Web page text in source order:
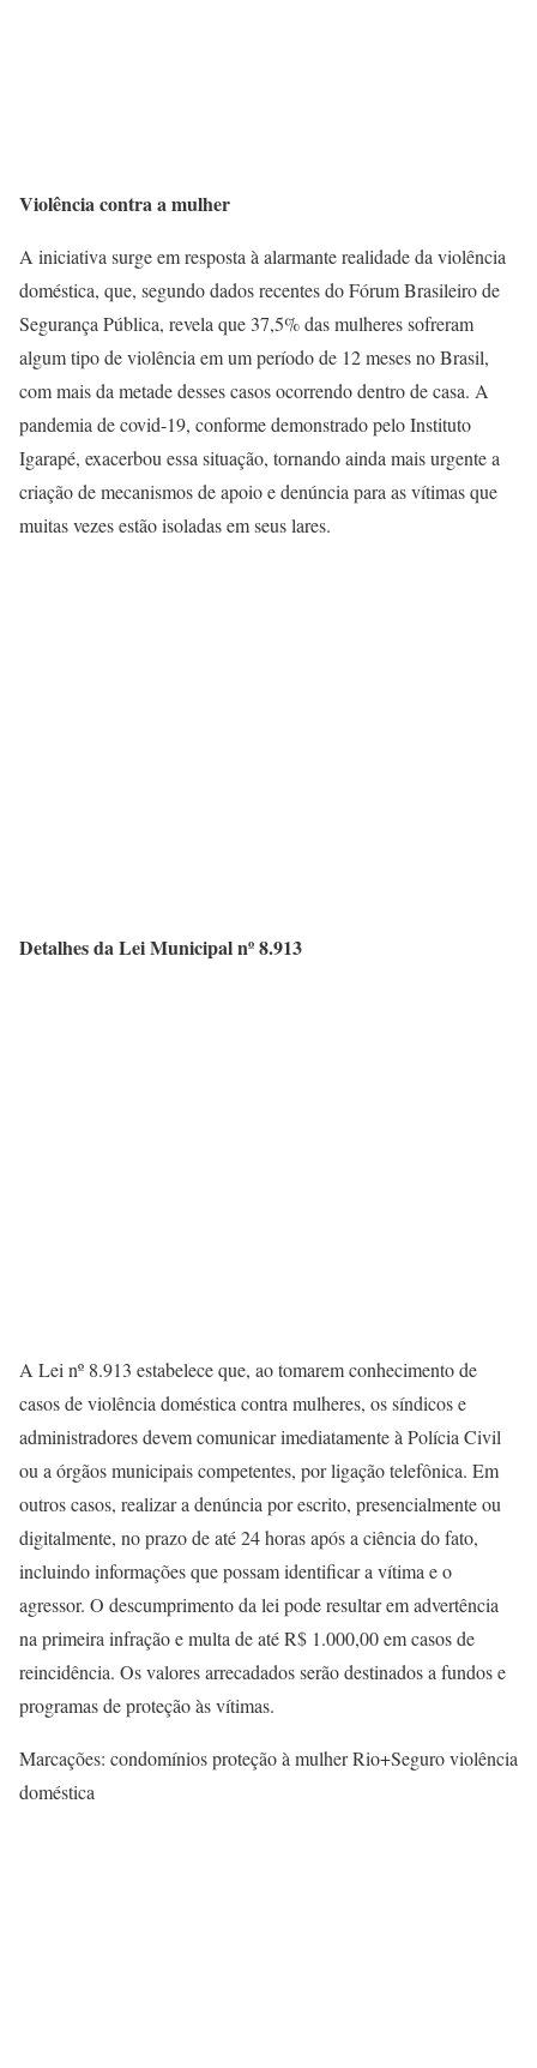
Violência contra a mulher
A iniciativa surge em resposta à alarmante realidade da violência
doméstica, que, segundo dados recentes do Fórum Brasileiro de
Segurança Pública, revela que 37,5% das mulheres sofreram
algum tipo de violência em um período de 12 meses no Brasil,
com mais da metade desses casos ocorrendo dentro de casa. A
pandemia de covid-19, conforme demonstrado pelo Instituto
Igarapé, exacerbou essa situação, tornando ainda mais urgente a
criação de mecanismos de apoio e denúncia para as vítimas que
muitas vezes estão isoladas em seus lares.
Detalhes da Lei Municipal nº 8.913
A Lei nº 8.913 estabelece que, ao tomarem conhecimento de
casos de violência doméstica contra mulheres, os síndicos e
administradores devem comunicar imediatamente à Polícia Civil
ou a órgãos municipais competentes, por ligação telefônica. Em
outros casos, realizar a denúncia por escrito, presencialmente ou
digitalmente, no prazo de até 24 horas após a ciência do fato,
incluindo informações que possam identificar a vítima e o
agressor. O descumprimento da lei pode resultar em advertência
na primeira infração e multa de até R$ 1.000,00 em casos de
reincidência. Os valores arrecadados serão destinados a fundos e
programas de proteção às vítimas.
Marcações: condomínios proteção à mulher Rio+Seguro violência
doméstica